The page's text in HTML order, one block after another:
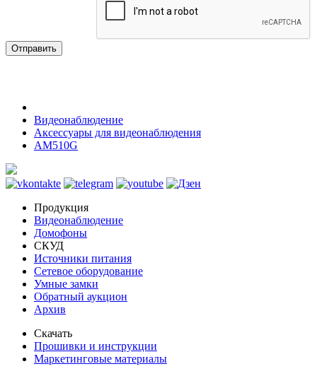
Отправить
Видеонаблюдение
Аксессуары для видеонаблюдения
AM510G
Продукция
Видеонаблюдение
Домофоны
СКУД
Источники питания
Сетевое оборудование
Умные замки
Обратный аукцион
Архив
Скачать
Прошивки и инструкции
Маркетинговые материалы